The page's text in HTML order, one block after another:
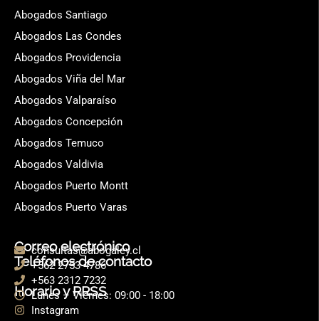
Abogados Santiago
Abogados Las Condes
Abogados Providencia
Abogados Viña del Mar
Abogados Valparaíso
Abogados Concepción
Abogados Temuco
Abogados Valdivia
Abogados Puerto Montt
Abogados Puerto Varas
Correo electrónico
consultas@abogaley.cl
Teléfonos de contacto
+562 2753 4786
+563 2312 7232
Horario y RRSS
Lunes – Viernes: 09:00 - 18:00
Instagram